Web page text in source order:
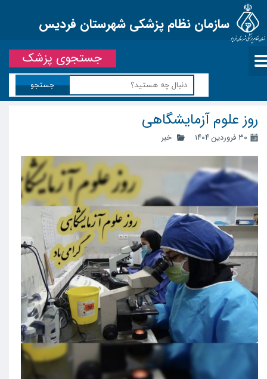
سازمان نظام پزشکی شهرستان فردیس
جستجو
جستجوی پزشک
روز علوم آزمایشگاهی
۳۰ فروردین ۱۴۰۴ خبر